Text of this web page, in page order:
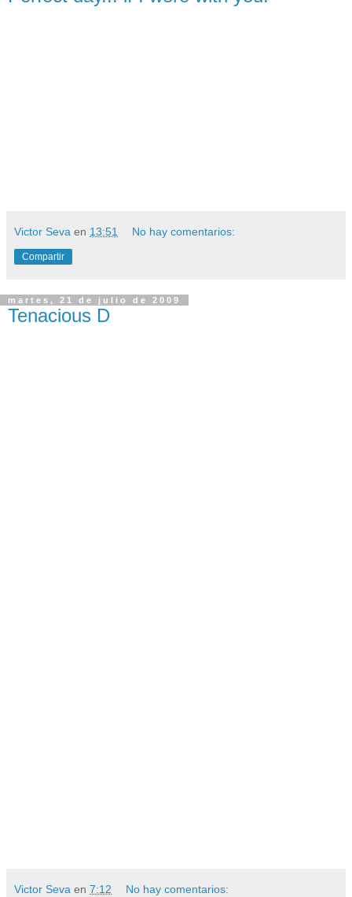
Victor Seva en 13:51 No hay comentarios:
Compartir
martes, 21 de julio de 2009
Tenacious D
Victor Seva en 7:12 No hay comentarios: